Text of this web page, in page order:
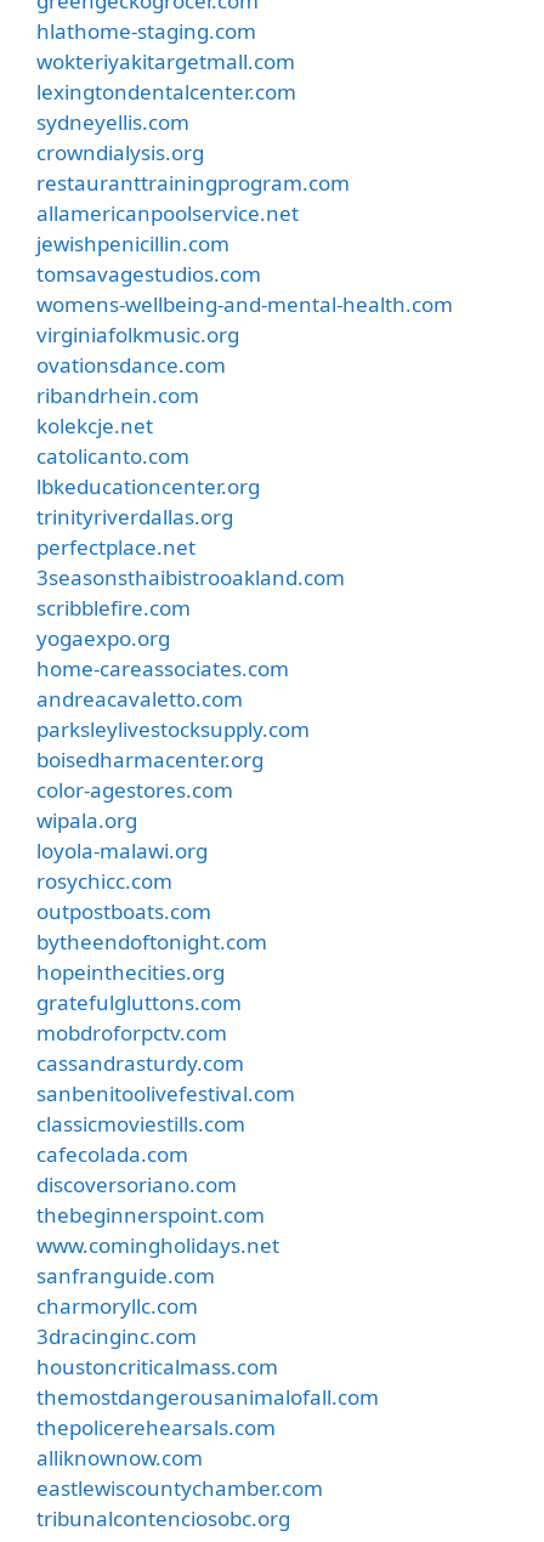
hlathome-staging.com
wokteriyakitargetmall.com
lexingtondentalcenter.com
sydneyellis.com
crowndialysis.org
restauranttrainingprogram.com
allamericanpoolservice.net
jewishpenicillin.com
tomsavagestudios.com
womens-wellbeing-and-mental-health.com
virginiafolkmusic.org
ovationsdance.com
ribandrhein.com
kolekcje.net
catolicanto.com
lbkeducationcenter.org
trinityriverdallas.org
perfectplace.net
3seasonsthaibistrooakland.com
scribblefire.com
yogaexpo.org
home-careassociates.com
andreacavaletto.com
parksleylivestocksupply.com
boisedharmacenter.org
color-agestores.com
wipala.org
loyola-malawi.org
rosychicc.com
outpostboats.com
bytheendoftonight.com
hopeinthecities.org
gratefulgluttons.com
mobdroforpctv.com
cassandrasturdy.com
sanbenitoolivefestival.com
classicmoviestills.com
cafecolada.com
discoversoriano.com
thebeginnerspoint.com
www.comingholidays.net
sanfranguide.com
charmoryllc.com
3dracinginc.com
houstoncriticalmass.com
themostdangerousanimalofall.com
thepolicerehearsals.com
alliknownow.com
eastlewiscountychamber.com
tribunalcontenciosobc.org